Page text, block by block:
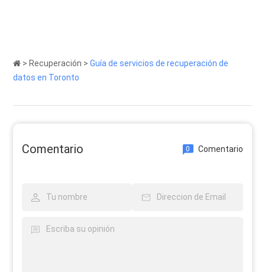
> Recuperación >Guía de servicios de recuperación de
datos en Toronto
Comentario 0 Comentario